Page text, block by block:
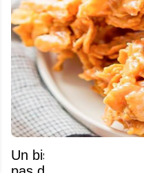
Un biscuit aux